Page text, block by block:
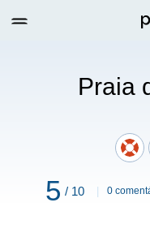
Praia
5 / 10 0